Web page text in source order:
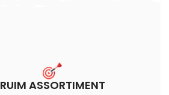
RUIM ASSORTIMENT